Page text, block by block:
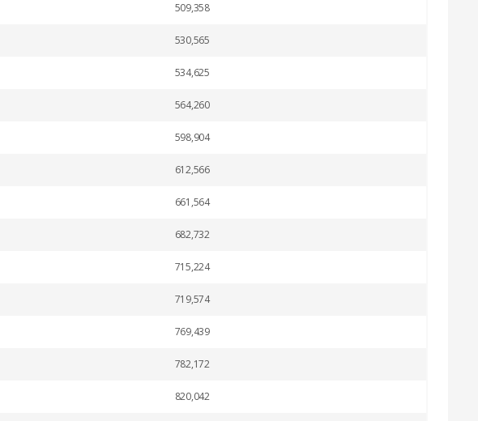
509,358
530,565
534,625
564,260
598,904
612,566
661,564
682,732
715,224
719,574
769,439
782,172
820,042